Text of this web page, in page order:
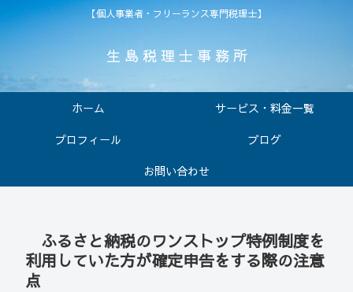
【個人事業者・フリーランス専門税理士】
生 島 税 理 士 事 務 所
ホーム
サービス・料金一覧
プロフィール
ブログ
お問い合わせ
ふるさと納税のワンストップ特例制度を
利用していた方が確定申告をする際の注意
点